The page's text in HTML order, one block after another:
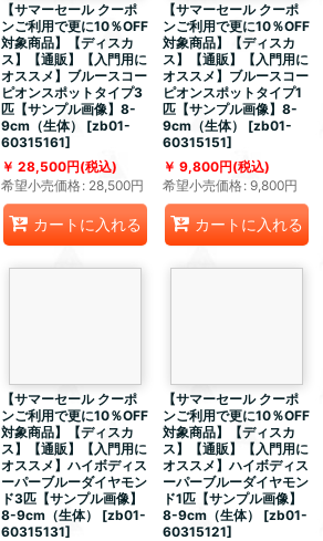
【サマーセール クーポ
ンご利用で更に10％OFF
対象商品】【ディスカ
ス】【通販】【入門用に
オススメ】ブルースコー
ピオンスポットタイプ3
匹【サンプル画像】8-
9cm（生体）
[zb01-
60315161]
28,500円(税込)
希望小売価格: 28,500円
カートに入れる
【サマーセール クーポ
ンご利用で更に10％OFF
対象商品】【ディスカ
ス】【通販】【入門用に
オススメ】ブルースコー
ピオンスポットタイプ1
匹【サンプル画像】8-
9cm（生体）
[zb01-
60315151]
9,800円(税込)
希望小売価格: 9,800円
カートに入れる
【サマーセール クーポ
ンご利用で更に10％OFF
対象商品】【ディスカ
ス】【通販】【入門用に
オススメ】ハイボディス
ーパーブルーダイヤモン
ド3匹【サンプル画像】
8-9cm（生体）
[zb01-
60315131]
【サマーセール クーポ
ンご利用で更に10％OFF
対象商品】【ディスカ
ス】【通販】【入門用に
オススメ】ハイボディス
ーパーブルーダイヤモン
ド1匹【サンプル画像】
8-9cm（生体）
[zb01-
60315121]